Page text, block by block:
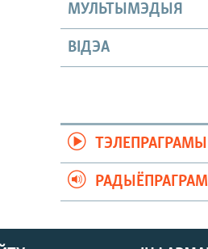
МУЛЬТЫМЭДЫЯ
ВІДЭА
ТЭЛЕПРАГРАМЫ